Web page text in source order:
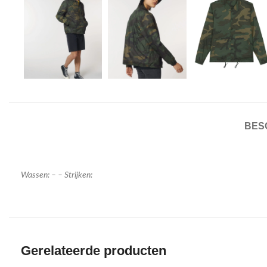
Wassen: – – Strijken:
Gerelateerde producten